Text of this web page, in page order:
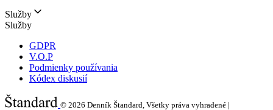
Služby
Služby
GDPR
V.O.P
Podmienky používania
Kódex diskusií
© 2026 Denník Štandard, Všetky práva vyhradené |